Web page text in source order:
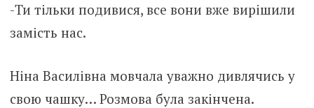
-Ти тільки подивися, все вони вже вирішили
замість нас.
Ніна Василівна мовчала уважно дивлячись у
свою чашку… Розмова була закінчена.